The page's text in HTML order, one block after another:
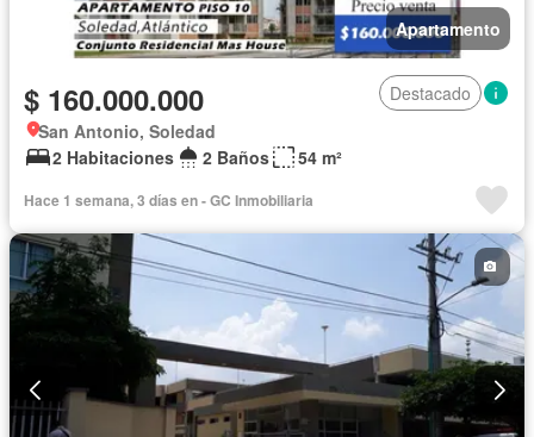
Apartamento
$ 160.000.000
Destacado
San Antonio, Soledad
2 Habitaciones
2 Baños 54 m²
Hace 1 semana, 3 días en - GC Inmobiliaria